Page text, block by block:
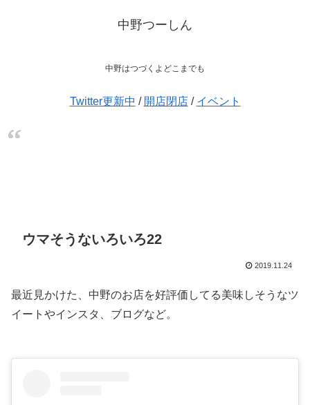
中野つーしん
中野はつづくよどこまでも
Twitter更新中 / 開店閉店/ イベント
ウマそうないろいろ22
2019.11.24
最近見かけた、中野のお店を好評価してる美味しそうなツ
イートやインスタ、ブログなど。